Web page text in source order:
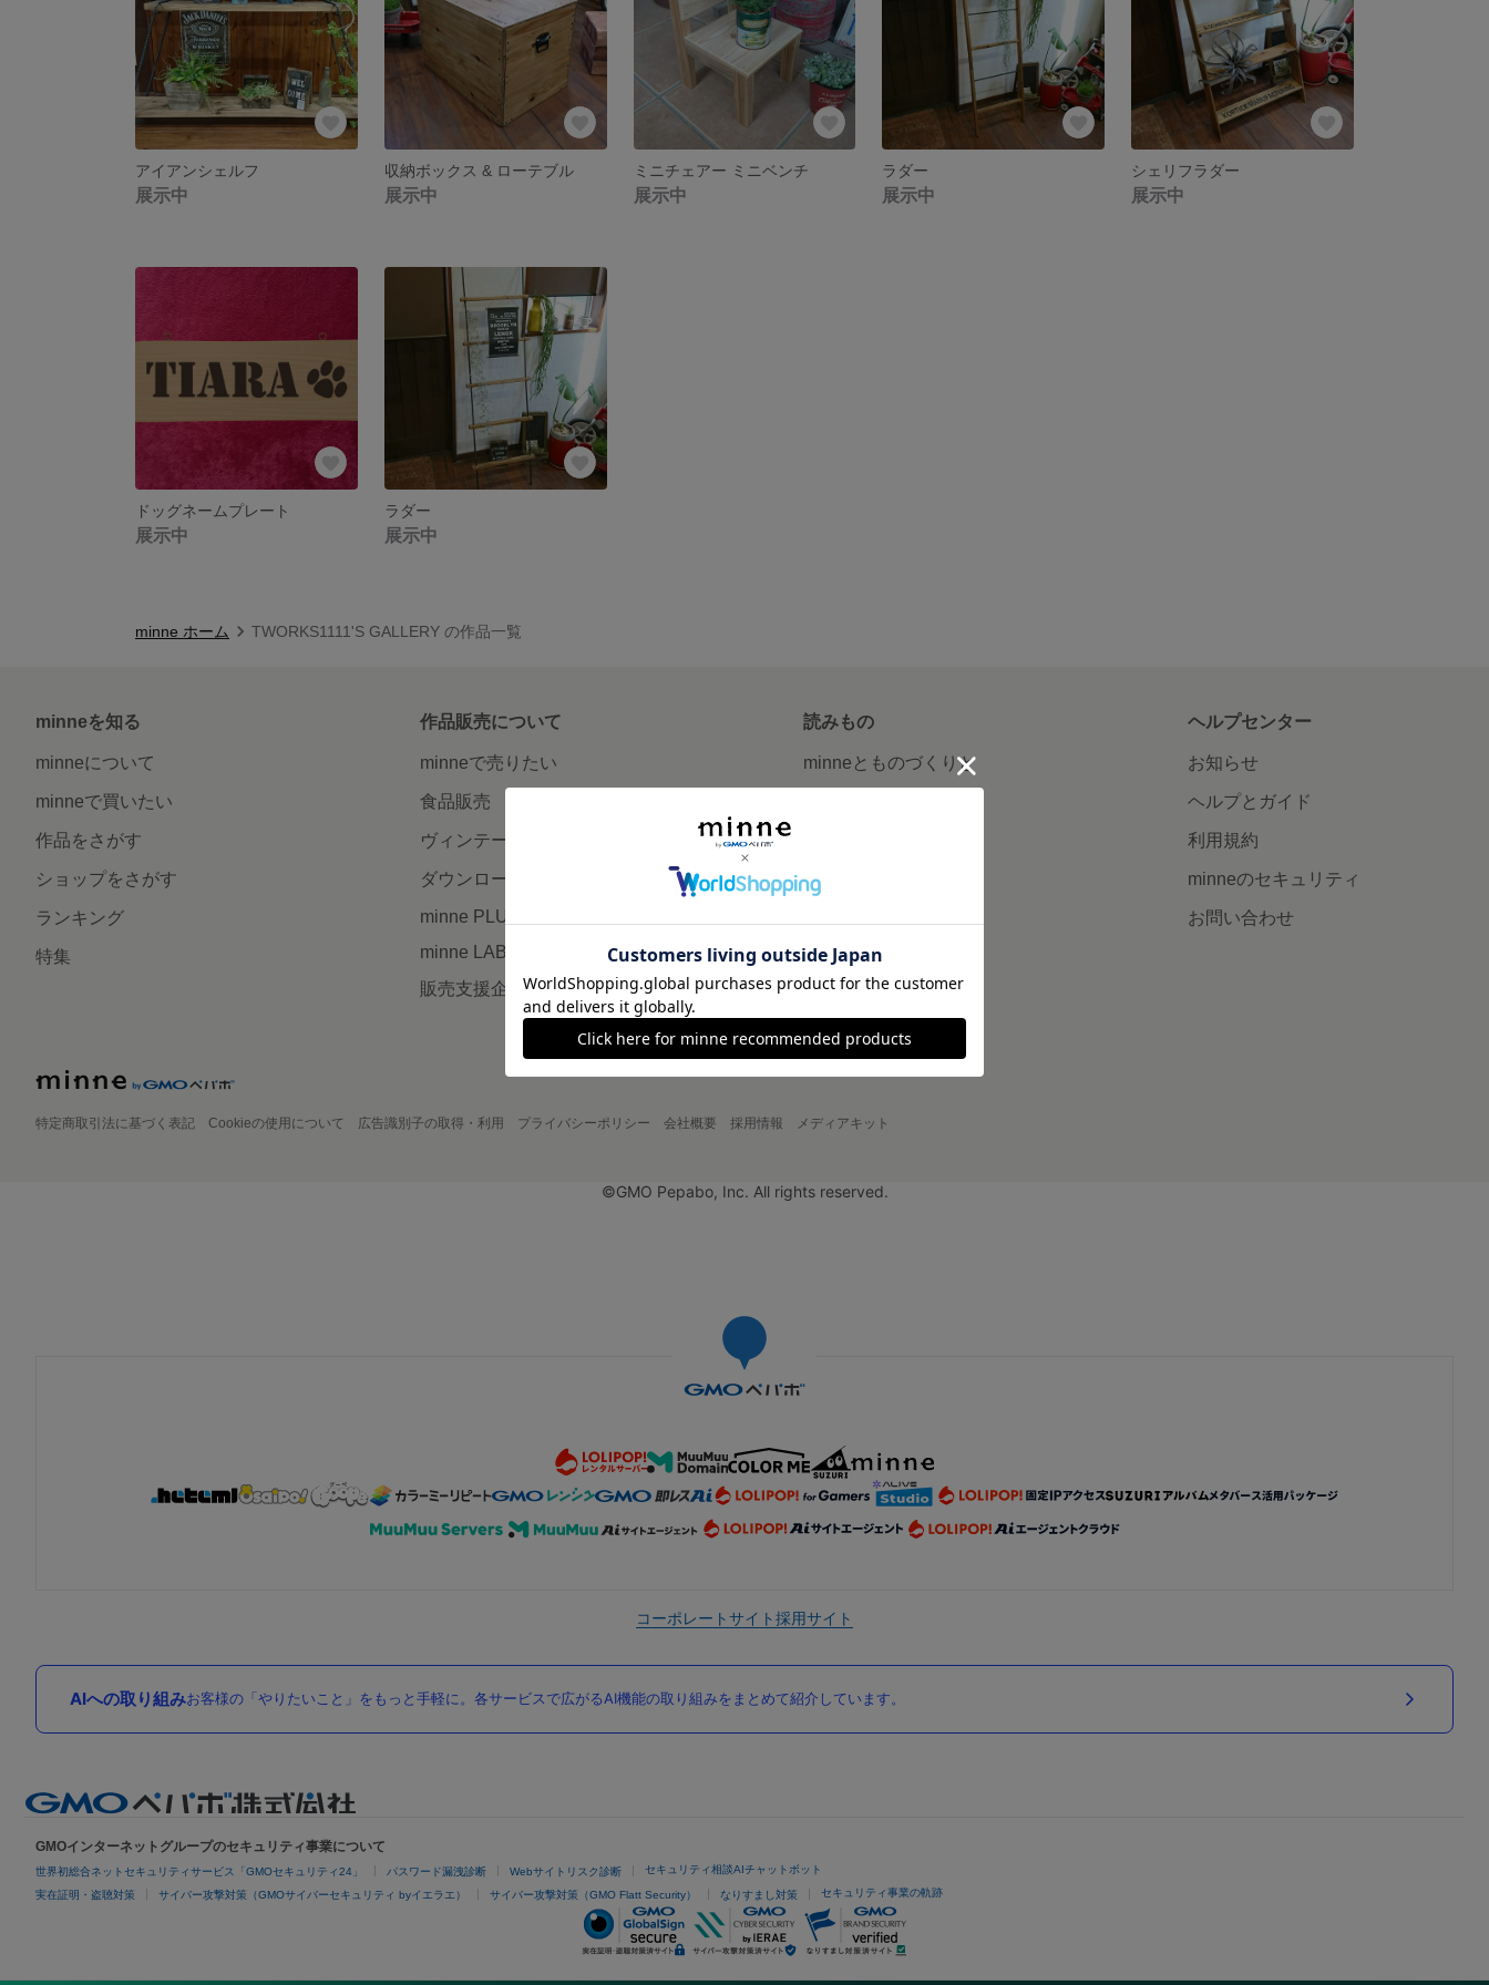
アイアンシェルフ
展示中
収納ボックス & ローテブル
展示中
ミニチェアー ミニベンチ
展示中
ラダー
展示中
シェリフラダー
展示中
ドッグネームプレート
展示中
ラダー
展示中
minne ホーム TWORKS1111'S GALLERY の作品一覧
minneを知る
minneについて
minneで買いたい
作品をさがす
ショップをさがす
ランキング
特集
作品販売について
minneで売りたい
食品販売
ヴィンテージ販売
ダウンロード販売
minne PLUS
minne LAB
販売支援企画・イベント
読みもの
minneとものづくりと
minneの本
広告出稿について
ヘルプセンター
お知らせ
ヘルプとガイド
利用規約
minneのセキュリティ
お問い合わせ
特定商取引法に基づく表記 Cookieの使用について 広告識別子の取得・利用 プライバシーポリシー 会社概要 採用情報 メディアキット
©GMO Pepabo, Inc. All rights reserved.
コーポレートサイト採用サイト
AIへの取り組みお客様の「やりたいこと」をもっと手軽に。各サービスで広がるAI機能の取り組みをまとめて紹介しています。
GMOインターネットグループのセキュリティ事業について
世界初総合ネットセキュリティサービス「GMOセキュリティ24」 パスワード漏洩診断 Webサイトリスク診断 セキュリティ相談AIチャットボット
実在証明・盗聴対策 サイバー攻撃対策（GMOサイバーセキュリティ byイエラエ） サイバー攻撃対策（GMO Flatt Security） なりすまし対策 セキュリティ事業の軌跡